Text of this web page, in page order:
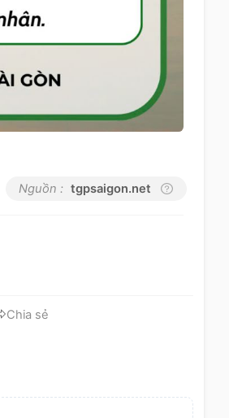
Nguồn : tgpsaigon.net
Chia sẻ